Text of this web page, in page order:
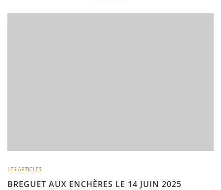
LES ARTICLES
BREGUET AUX ENCHÈRES LE 14 JUIN 2025